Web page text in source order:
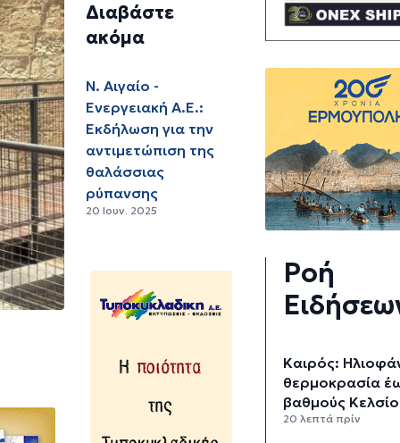
Διαβάστε
ακόμα
Ν. Αιγαίο -
Ενεργειακή Α.Ε.:
Εκδήλωση για την
αντιμετώπιση της
θαλάσσιας
ρύπανσης
20 Ιουν. 2025
Ροή
Καιρός:
θερμοκρασία
βαθμούς
20 λεπτά πρίν